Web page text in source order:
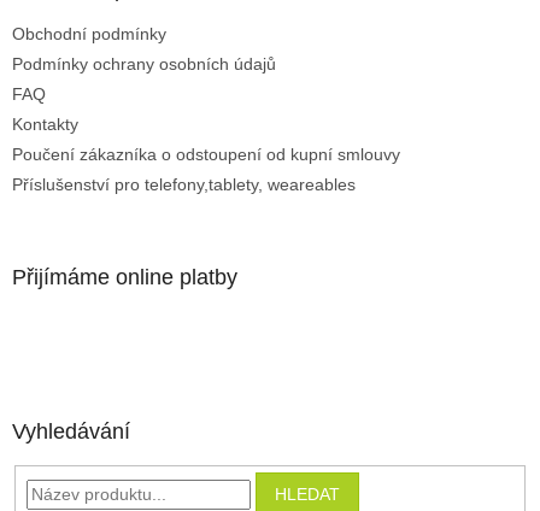
Obchodní podmínky
Podmínky ochrany osobních údajů
FAQ
Kontakty
Poučení zákazníka o odstoupení od kupní smlouvy
Příslušenství pro telefony,tablety, weareables
Přijímáme online platby
Vyhledávání
HLEDAT